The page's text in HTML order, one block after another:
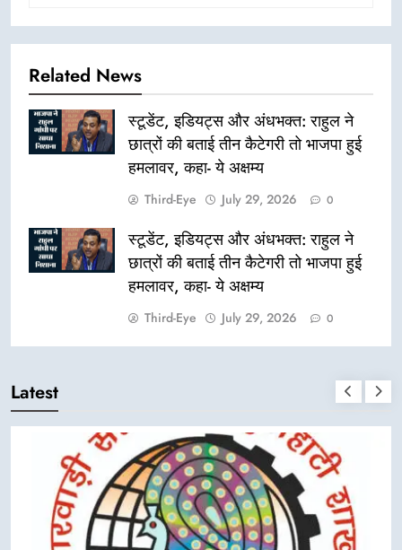
Related News
स्टूडेंट, इडियट्स और अंधभक्त: राहुल ने
छात्रों की बताई तीन कैटेगरी तो भाजपा हुई
हमलावर, कहा- ये अक्षम्य
Third-Eye July 29, 2026 0
स्टूडेंट, इडियट्स और अंधभक्त: राहुल ने
छात्रों की बताई तीन कैटेगरी तो भाजपा हुई
हमलावर, कहा- ये अक्षम्य
Third-Eye July 29, 2026 0
Latest